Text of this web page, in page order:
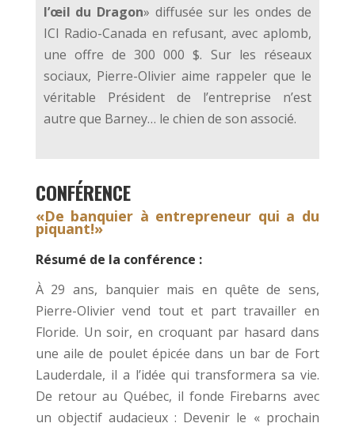
l’œil du Dragon» diffusée sur les ondes de
ICI Radio-Canada en refusant, avec aplomb,
une offre de 300 000 $. Sur les réseaux
sociaux, Pierre-Olivier aime rappeler que le
véritable Président de l’entreprise n’est
autre que Barney… le chien de son associé.
CONFÉRENCE
«De banquier à entrepreneur qui a du
piquant!»
Résumé de la conférence :
À 29 ans, banquier mais en quête de sens,
Pierre-Olivier vend tout et part travailler en
Floride. Un soir, en croquant par hasard dans
une aile de poulet épicée dans un bar de Fort
Lauderdale, il a l’idée qui transformera sa vie.
De retour au Québec, il fonde Firebarns avec
un objectif audacieux : Devenir le « prochain